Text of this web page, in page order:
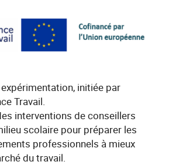
initiée par
Travail.
interventions de conseillers
scolaire pour préparer les
professionnels à mieux
du travail.